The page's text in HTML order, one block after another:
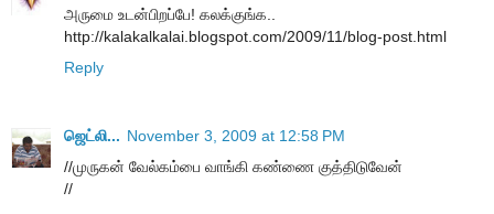
அருமை உடன்பிறப்பே! கலக்குங்க..
http://kalakalkalai.blogspot.com/2009/11/blog-post.html
Reply
ஜெட்லி... November 3, 2009 at 12:58 PM
//முருகன் வேல்கம்பை வாங்கி கண்ணை குத்திடுவேன்
//